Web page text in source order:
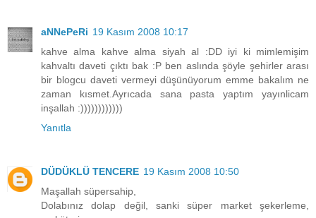
aNNePeRi 19 Kasım 2008 10:17
kahve alma kahve alma siyah al :DD iyi ki mimlemişim
kahvaltı daveti çıktı bak :P ben aslında şöyle şehirler arası
bir blogcu daveti vermeyi düşünüyorum emme bakalım ne
zaman kısmet.Ayrıcada sana pasta yaptım yayınlicam
inşallah :))))))))))))
Yanıtla
DÜDÜKLÜ TENCERE 19 Kasım 2008 10:50
Maşallah süpersahip,
Dolabınız dolap değil, sanki süper market şekerleme,